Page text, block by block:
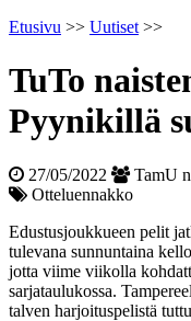
Etusivu >> Uutiset >>
TuTo
Pyynikillä
27/05/2022
TamU
Otteluennakko
Edustusjoukkueen pelit
tulevana sunnuntaina
jotta viime viikolla
sarjataulukossa.
talven harjoituspelistä